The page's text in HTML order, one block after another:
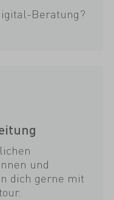
Beratung?
und
dich gerne mit